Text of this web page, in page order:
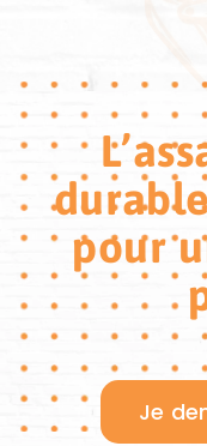
pour
Je